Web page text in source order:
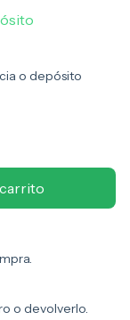
o depósito
o devolverlo.